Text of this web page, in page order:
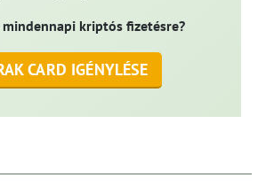
mindennapi kriptós fizetésre?
CARD IGÉNYLÉSE